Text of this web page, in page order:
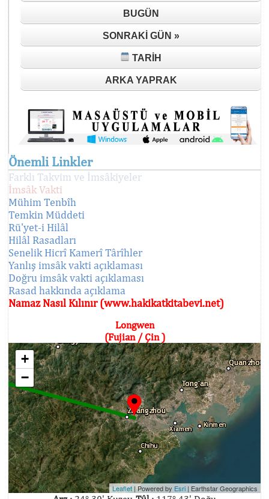
BUGÜN
SONRAKI GÜN »
TARIH
ARKA YAPRAK
Önemli Linkler
Farklı Takvim ve İmsâkiyeler
İmsâk Vakti
Mühim Tenbîh
Temkin Müddeti
Rü'yet-i Hilâl
Hilâl Rasadları
Senelik Hicrî Kamerî Târîhler
Yanlış imsâk vakti açıklaması
Doğru imsâk vakti açıklaması
Rasad hakkında açıklama
Namaz Nasıl Kılınır (www.hakikatkitabevi.net)
Longwen
(Fujian / Çin )
+
−
Leaflet| Powered by Esri | Earthstar Geographics